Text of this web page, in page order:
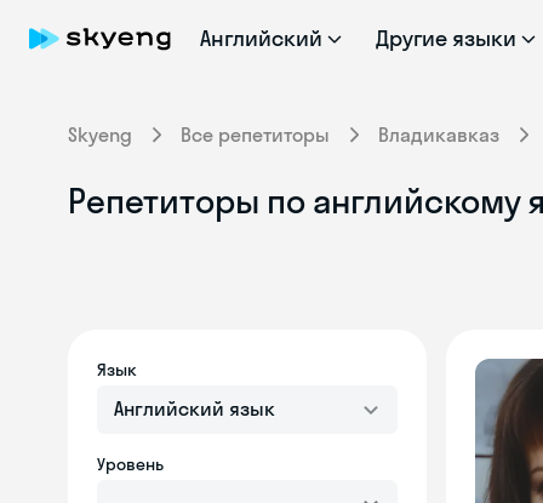
Английский Другие языки
Skyeng Все репетиторы Владикавказ
Репетиторы по английскому
Язык
Английский язык
Уровень